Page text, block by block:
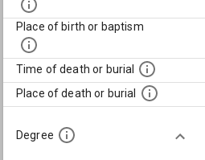
Place of birth or baptism
Time of death or burial
Place of death or burial
Degree